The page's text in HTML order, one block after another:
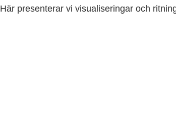
Här presenterar vi visualiseringar och